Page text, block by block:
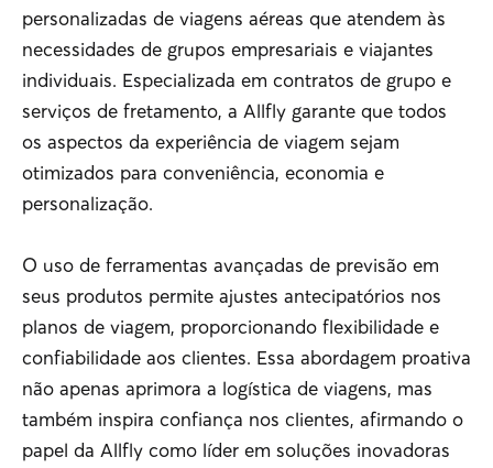
personalizadas de viagens aéreas que atendem às
necessidades de grupos empresariais e viajantes
individuais. Especializada em contratos de grupo e
serviços de fretamento, a Allfly garante que todos
os aspectos da experiência de viagem sejam
otimizados para conveniência, economia e
personalização.
O uso de ferramentas avançadas de previsão em
seus produtos permite ajustes antecipatórios nos
planos de viagem, proporcionando flexibilidade e
confiabilidade aos clientes. Essa abordagem proativa
não apenas aprimora a logística de viagens, mas
também inspira confiança nos clientes, afirmando o
papel da Allfly como líder em soluções inovadoras